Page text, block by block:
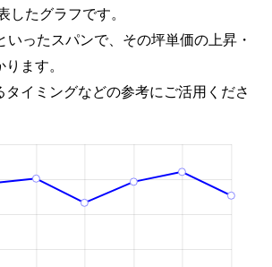
したグラフです。
ったスパンで、その坪単価の上昇・
ます。
イミングなどの参考にご活用くださ